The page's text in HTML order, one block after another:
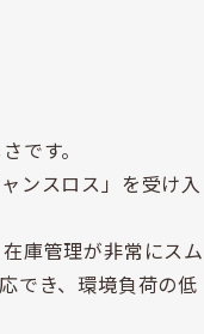
です。
ンスロス」を受け入
庫管理が非常にスム
でき、環境負荷の低